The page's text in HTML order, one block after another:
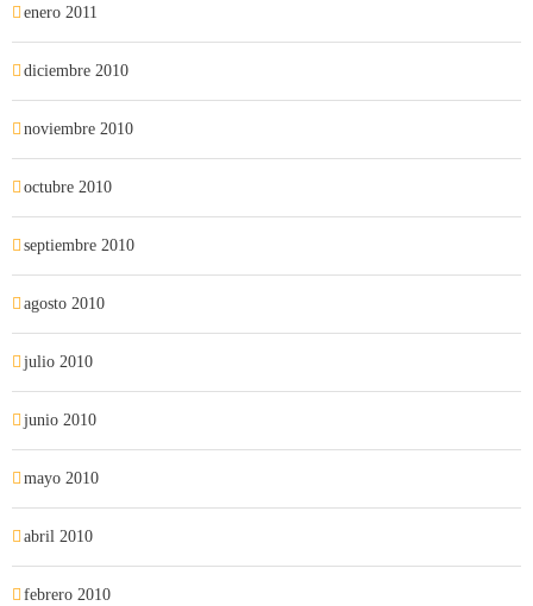
enero 2011
diciembre 2010
noviembre 2010
octubre 2010
septiembre 2010
agosto 2010
julio 2010
junio 2010
mayo 2010
abril 2010
febrero 2010